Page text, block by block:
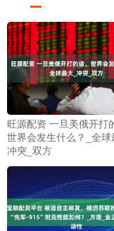
旺源配资 一旦美俄开打
世界会发生什么？_全球
冲突_双方